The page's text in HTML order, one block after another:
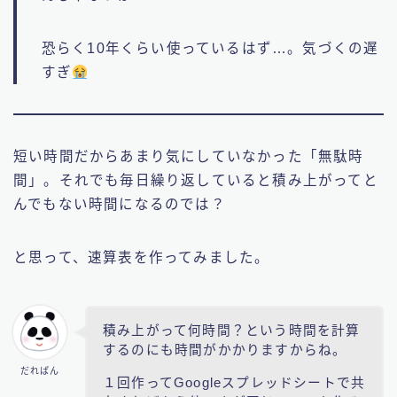
恐らく10年くらい使っているはず…。気づくの遅
すぎ
短い時間だからあまり気にしていなかった「無駄時
間」。それでも毎日繰り返していると積み上がってと
んでもない時間になるのでは？
と思って、速算表を作ってみました。
だれぱん
積み上がって何時間？という時間を計算
するのにも時間がかかりますからね。
１回作ってGoogleスプレッドシートで共